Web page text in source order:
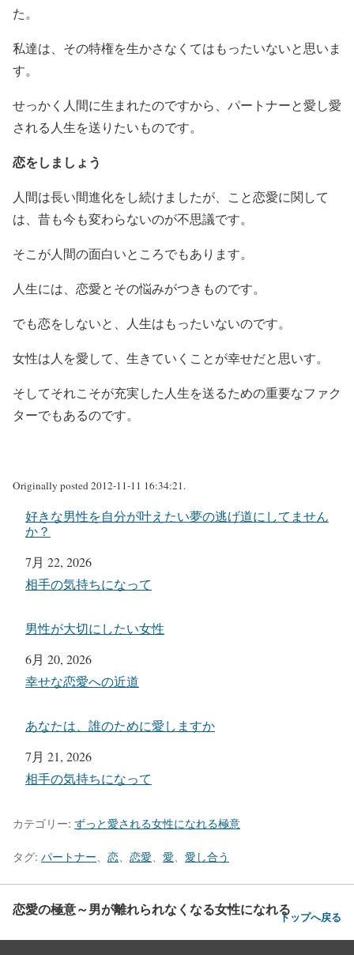
た。
私達は、その特権を生かさなくてはもったいないと思いま
す。
せっかく人間に生まれたのですから、パートナーと愛し愛
される人生を送りたいものです。
恋をしましょう
人間は長い間進化をし続けましたが、こと恋愛に関して
は、昔も今も変わらないのが不思議です。
そこが人間の面白いところでもあります。
人生には、恋愛とその悩みがつきものです。
でも恋をしないと、人生はもったいないのです。
女性は人を愛して、生きていくことが幸せだと思いす。
そしてそれこそが充実した人生を送るための重要なファク
ターでもあるのです。
Originally posted 2012-11-11 16:34:21.
好きな男性を自分が叶えたい夢の逃げ道にしてません
か？
日付
7月 22, 2026
関連理由
相手の気持ちになって
男性が大切にしたい女性
日付
6月 20, 2026
関連理由
幸せな恋愛への近道
あなたは、誰のために愛しますか
日付
7月 21, 2026
関連理由
相手の気持ちになって
カテゴリー: ずっと愛される女性になれる極意
タグ: パートナー 恋 恋愛 愛 愛し合う
恋愛の極意～男が離れられなくなる女性になれるトップへ戻る